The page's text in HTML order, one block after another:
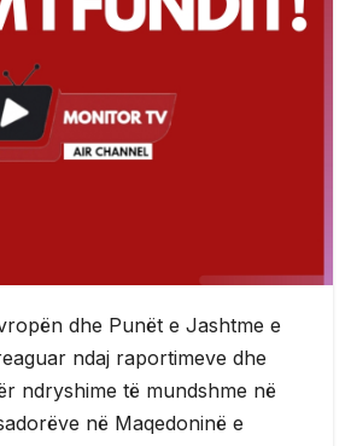
dhe Punët e Jashtme e
ndaj raportimeve dhe
ndryshime të mundshme në
në Maqedoninë e